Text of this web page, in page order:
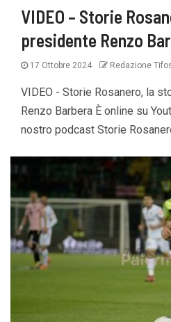
VIDEO – Storie
presidente Renzo
17 Ottobre 2024 Redazione
VIDEO - Storie Rosanero, la
Renzo Barbera È online su
nostro podcast Storie